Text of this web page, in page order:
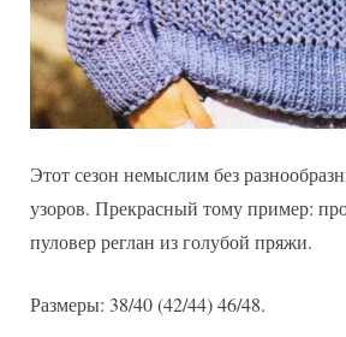
Этот сезон немыслим без
узоров. Прекрасный тому пример:
пуловер реглан из голубой пряжи.
Размеры: 38/40 (42/44) 46/48.